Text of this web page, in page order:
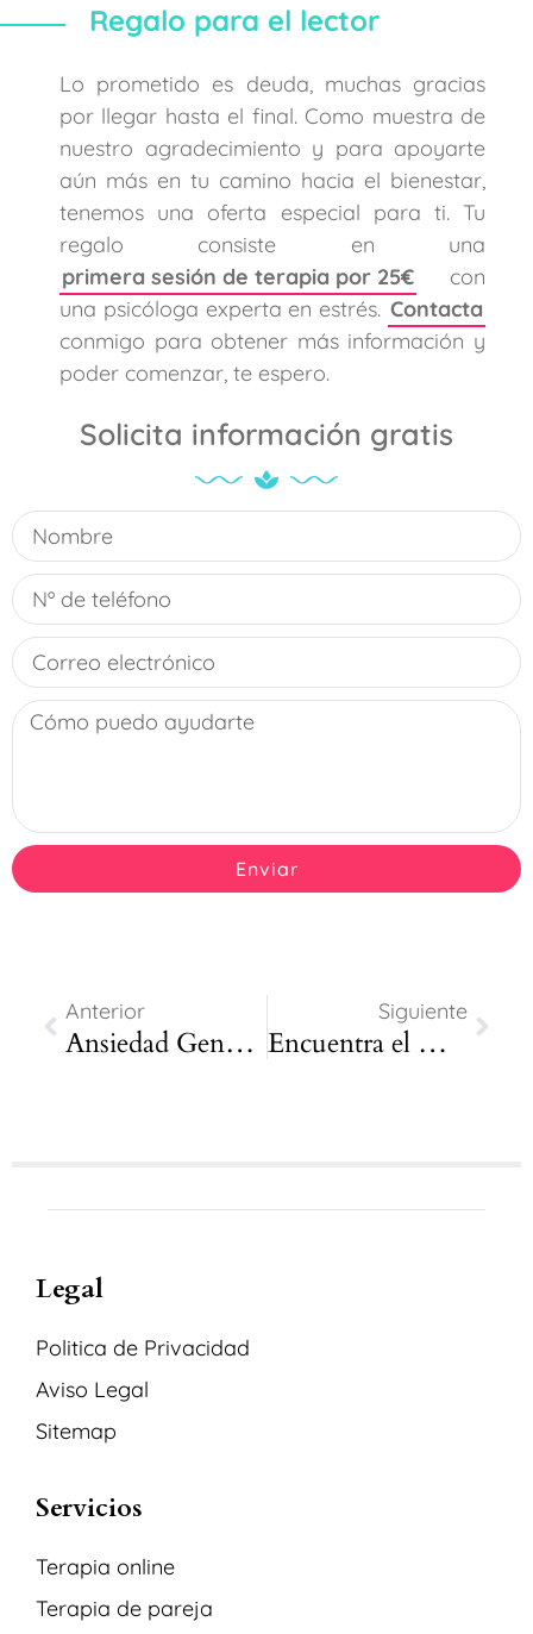
Regalo para el lector
Lo prometido es deuda, muchas gracias
por llegar hasta el final. Como muestra de
nuestro agradecimiento y para apoyarte
aún más en tu camino hacia el bienestar,
tenemos una oferta especial para ti. Tu
regalo consiste en una
primera sesión de terapia por 25€ con
una psicóloga experta en estrés. Contacta
conmigo para obtener más información y
poder comenzar, te espero.
Solicita información gratis
Enviar
Anterior
Ansiedad Generalizada
Siguiente
Encuentra el Mejor Psicólogo Online de España desde Reino Unido
Legal
Politica de Privacidad
Aviso Legal
Sitemap
Servicios
Terapia online
Terapia de pareja